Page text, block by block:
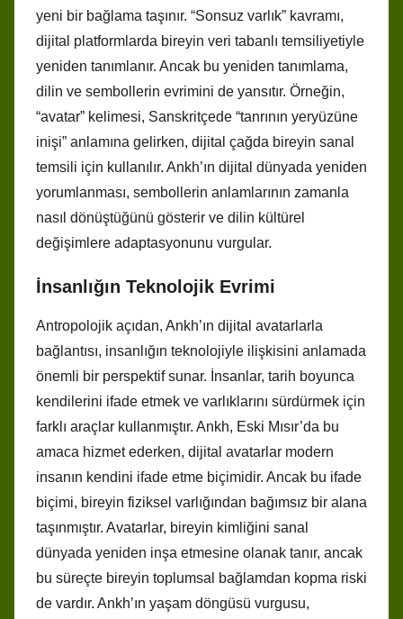
yeni bir bağlama taşınır. “Sonsuz varlık” kavramı,
dijital platformlarda bireyin veri tabanlı temsiliyetiyle
yeniden tanımlanır. Ancak bu yeniden tanımlama,
dilin ve sembollerin evrimini de yansıtır. Örneğin,
“avatar” kelimesi, Sanskritçede “tanrının yeryüzüne
inişi” anlamına gelirken, dijital çağda bireyin sanal
temsili için kullanılır. Ankh’ın dijital dünyada yeniden
yorumlanması, sembollerin anlamlarının zamanla
nasıl dönüştüğünü gösterir ve dilin kültürel
değişimlere adaptasyonunu vurgular.
İnsanlığın Teknolojik Evrimi
Antropolojik açıdan, Ankh’ın dijital avatarlarla
bağlantısı, insanlığın teknolojiyle ilişkisini anlamada
önemli bir perspektif sunar. İnsanlar, tarih boyunca
kendilerini ifade etmek ve varlıklarını sürdürmek için
farklı araçlar kullanmıştır. Ankh, Eski Mısır’da bu
amaca hizmet ederken, dijital avatarlar modern
insanın kendini ifade etme biçimidir. Ancak bu ifade
biçimi, bireyin fiziksel varlığından bağımsız bir alana
taşınmıştır. Avatarlar, bireyin kimliğini sanal
dünyada yeniden inşa etmesine olanak tanır, ancak
bu süreçte bireyin toplumsal bağlamdan kopma riski
de vardır. Ankh’ın yaşam döngüsü vurgusu,